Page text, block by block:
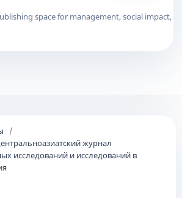
/
журнал
исследований и исследований в